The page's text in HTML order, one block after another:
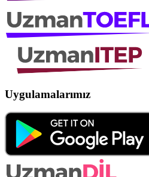
Uygulamalarımız